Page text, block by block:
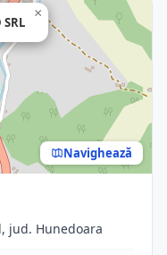
×
Navighează
jud. Hunedoara